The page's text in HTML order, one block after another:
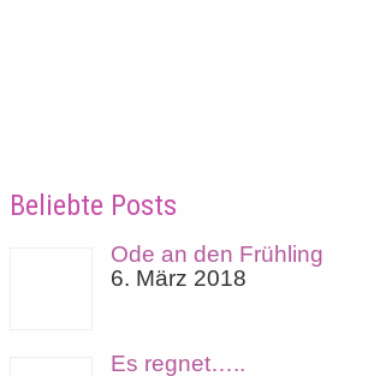
Beliebte Posts
Ode an den Frühling
6. März 2018
Es regnet…..